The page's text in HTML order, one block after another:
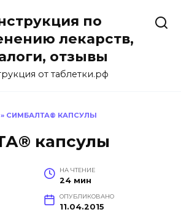
по
лекарств,
отзывы
от таблетки.рф
» СИМБАЛТА® КАПСУЛЫ
капсулы
НА ЧТЕНИЕ
24 мин
ОПУБЛИКОВАНО
11.04.2015